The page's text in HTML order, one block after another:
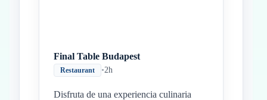
Final Table Budapest
Restaurant •2h
Disfruta de una experiencia culinaria